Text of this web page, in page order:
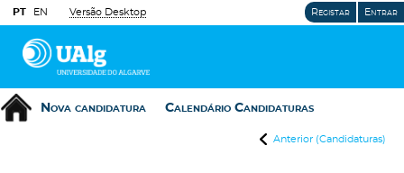
PT EN Versão Desktop Registar Entrar
Nova candidatura Calendário Candidaturas
Anterior (Candidaturas)